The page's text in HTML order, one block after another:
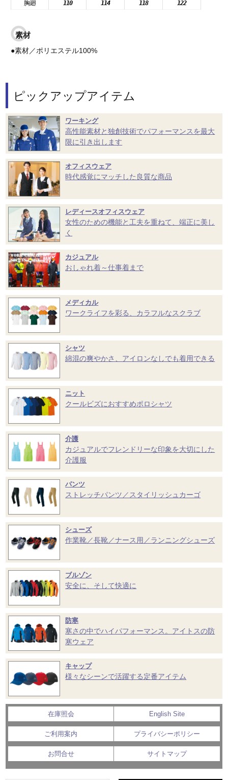
胸廻
110 114 118 122
素材
●素材／ポリエステル100%
ピックアップアイテム
ワーキング
高性能素材と独創技術でパフォーマンスを最大
限に引き出します
オフィスウェア
時代感覚にマッチした良質な商品
レディースオフィスウェア
女性のための機能と工夫を重ねて、端正に美し
く
カジュアル
おしゃれ着～仕事着まで
メディカル
ワークライフを彩る、カラフルなスクラブ
シャツ
綿混の爽やかさ、アイロンなしでも着用できる
ニット
クールビズにおすすめポロシャツ
介護
カジュアルでフレンドリーな印象を大切にした
介護服
パンツ
ストレッチパンツ／スタイリッシュカーゴ
シューズ
作業靴／長靴／ナース用／ランニングシューズ
ブルゾン
安全に、そして快適に
防寒
寒さの中でハイパフォーマンス。アイトスの防
寒ウェア
キャップ
様々なシーンで活躍する定番アイテム
在庫照会 English Site
ご利用案内 プライバシーポリシー
お問合せ サイトマップ